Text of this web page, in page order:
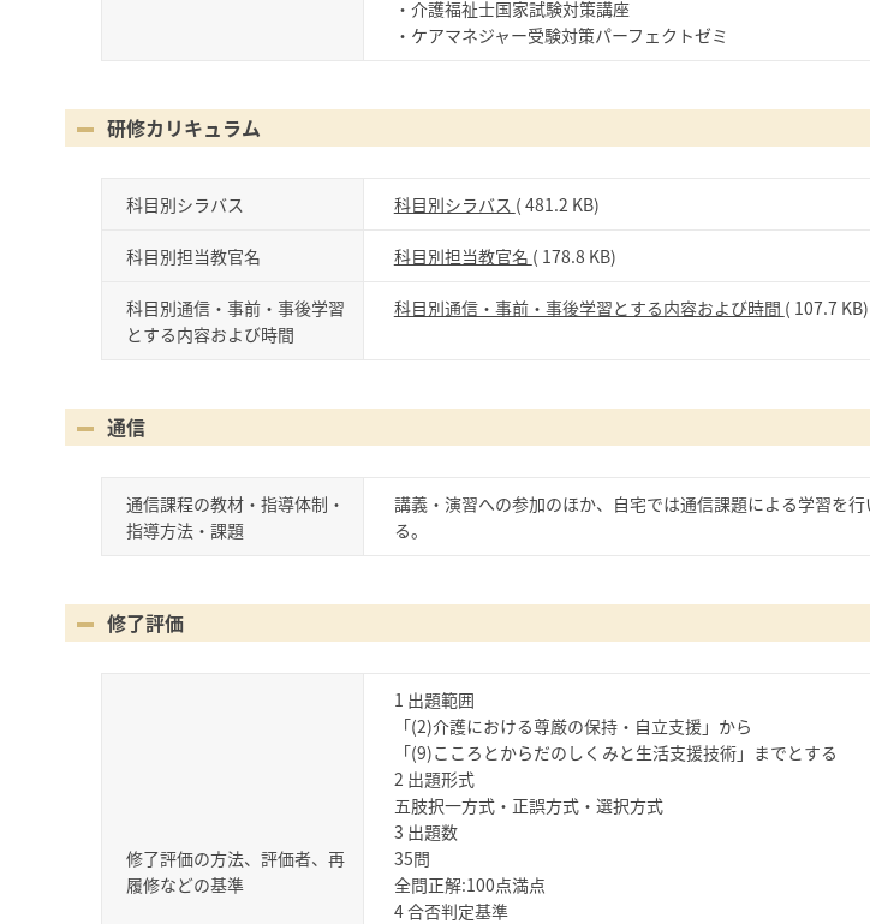
・介護福祉士国家試験対策講座
・ケアマネジャー受験対策パーフェクトゼミ
研修カリキュラム
科目別シラバス 科目別シラバス ( 481.2 KB)
科目別担当教官名 科目別担当教官名 ( 178.8 KB)
科目別通信・事前・事後学習
とする内容および時間
科目別通信・事前・事後学習とする内容および時間 ( 107.7 KB)
通信
通信課程の教材・指導体制・
指導方法・課題
講義・演習への参加のほか、自宅では通信課題による学習を
る。
修了評価
修了評価の方法、評価者、再
履修などの基準
1 出題範囲
「(2)介護における尊厳の保持・自立支援」から
「(9)こころとからだのしくみと生活支援技術」までとする
2 出題形式
五肢択一方式・正誤方式・選択方式
3 出題数
35問
全問正解:100点満点
4 合否判定基準